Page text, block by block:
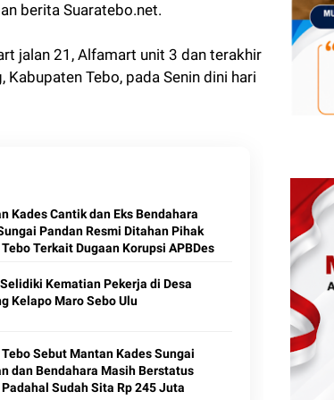
berita Suaratebo.net.
jalan 21, Alfamart unit 3 dan terakhir
Tebo, pada Senin dini hari
Kades Cantik dan Eks Bendahara
Pandan Resmi Ditahan Pihak
Terkait Dugaan Korupsi APBDes
Kematian Pekerja di Desa
Kelapo Maro Sebo Ulu
Sebut Mantan Kades Sungai
dan Bendahara Masih Berstatus
Sudah Sita Rp 245 Juta